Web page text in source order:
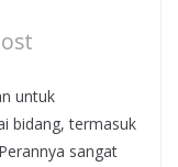
untuk
bidang, termasuk
sangat